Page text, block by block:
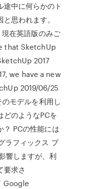
中に何らかのト
思われます。
在英語版のみご
that SketchUp
2017
we have a new
2019/06/25
モデルを利用し
どのようなPCを
？ PCの性能には
ラフィックス プ
響しますが、利
要求さ
Google